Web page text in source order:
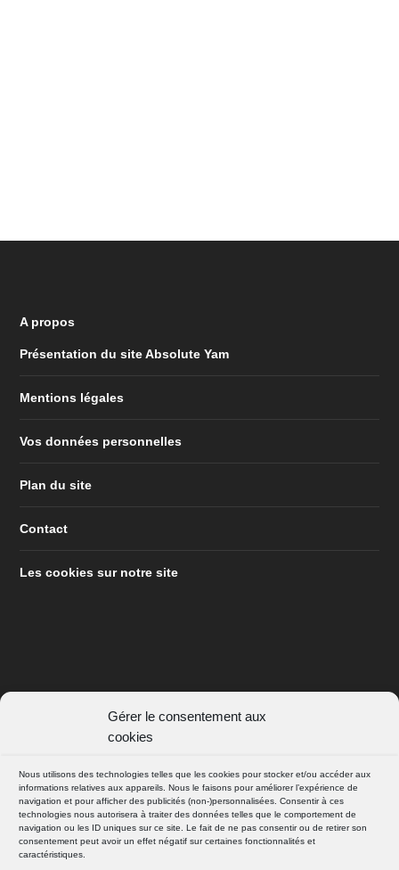
Gérer le consentement aux
cookies
Nous utilisons des technologies telles que les cookies pour stocker et/ou accéder aux
informations relatives aux appareils. Nous le faisons pour améliorer l’expérience de
navigation et pour afficher des publicités (non-)personnalisées. Consentir à ces
technologies nous autorisera à traiter des données telles que le comportement de
navigation ou les ID uniques sur ce site. Le fait de ne pas consentir ou de retirer son
consentement peut avoir un effet négatif sur certaines fonctionnalités et
caractéristiques.
A propos
Présentation du site Absolute Yam
Mentions légales
Vos données personnelles
Plan du site
Contact
Les cookies sur notre site
SUIVEZ NOUS
INSTAGRAM